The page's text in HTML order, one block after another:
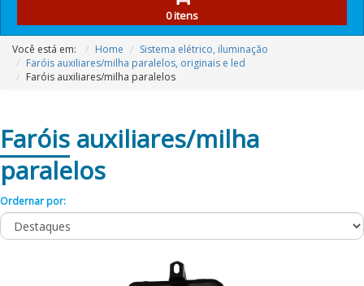
0 itens
Você está em: Home
Sistema elétrico, iluminação
Faróis auxiliares/milha paralelos, originais e led
Faróis auxiliares/milha paralelos
Faróis auxiliares/milha
paralelos
Ordernar por: